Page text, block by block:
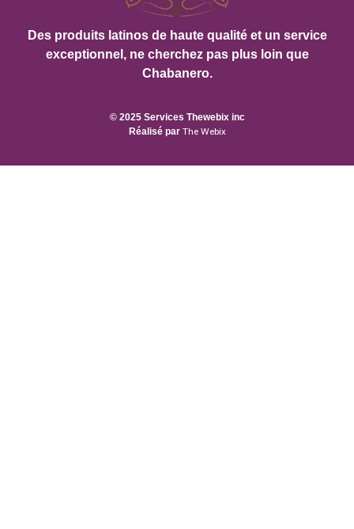
Des produits latinos de haute qualité et un service
exceptionnel, ne cherchez pas plus loin que
Chabanero.
© 2025 Services Thewebix inc
Réalisé par The Webix